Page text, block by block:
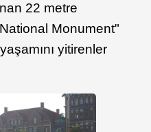
22 metre
Monument"
yitirenler